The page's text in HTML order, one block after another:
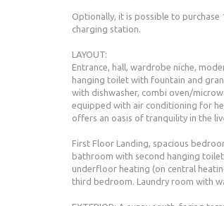
Optionally, it is possible to
charging station.
LAYOUT:
Entrance, hall, wardrobe niche,
hanging toilet with fountain and
with dishwasher, combi oven/
equipped with air conditioning for
offers an oasis of tranquility in the
First Floor Landing, spacious
bathroom with second hanging
underfloor heating (on central
third bedroom. Laundry room with